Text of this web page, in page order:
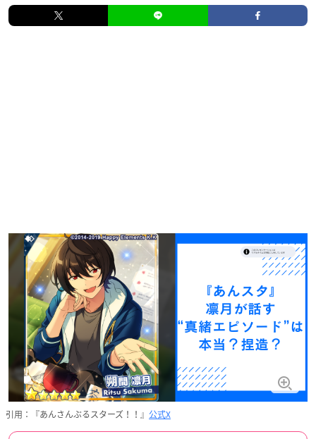
引用：『あんさんぶるスターズ！！』 公式X